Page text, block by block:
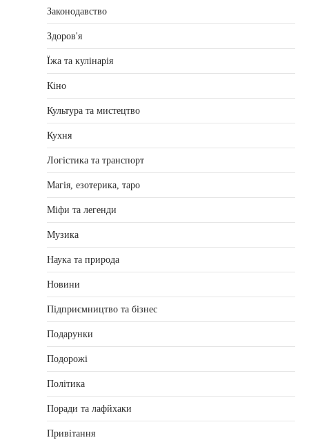
Законодавство
Здоров'я
Їжа та кулінарія
Кіно
Культура та мистецтво
Кухня
Логістика та транспорт
Магія, езотерика, таро
Міфи та легенди
Музика
Наука та природа
Новини
Підприємництво та бізнес
Подарунки
Подорожі
Політика
Поради та лафйхаки
Привітання